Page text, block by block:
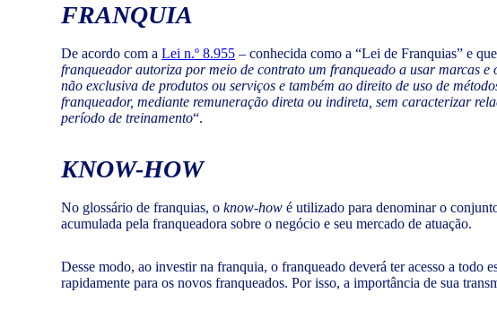
FRANQUIA
De acordo com a Lei n.º 8.955 – conhecida como a “Lei de Franquias” e
franqueador autoriza por meio de contrato um franqueado a usar marcas
não exclusiva de produtos ou serviços e também ao direito de uso de
franqueador, mediante remuneração direta ou indireta, sem caracterizar
período de treinamento“.
KNOW-HOW
No glossário de franquias, o know-how é utilizado para denominar o
acumulada pela franqueadora sobre o negócio e seu mercado de atuação.
Desse modo, ao investir na franquia, o franqueado deverá ter acesso a todo
rapidamente para os novos franqueados. Por isso, a importância de sua